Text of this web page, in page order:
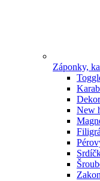
Záponky,
New